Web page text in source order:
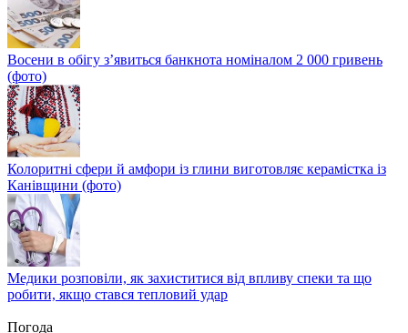
Восени в обігу з’явиться банкнота номіналом 2 000 гривень
(фото)
Колоритні сфери й амфори із глини виготовляє керамістка із
Канівщини (фото)
Медики розповіли, як захиститися від впливу спеки та що
робити, якщо стався тепловий удар
Погода